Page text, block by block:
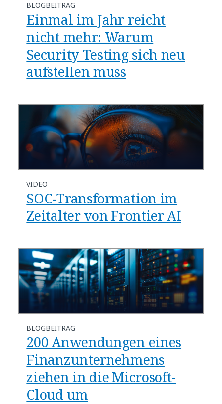
BLOGBEITRAG
​​Einmal im Jahr reicht
nicht mehr: Warum
Security Testing sich neu
aufstellen muss​
VIDEO
SOC-Transformation im
Zeitalter von Frontier AI
BLOGBEITRAG
200 Anwendungen eines
Finanzunternehmens
ziehen in die Microsoft-
Cloud um